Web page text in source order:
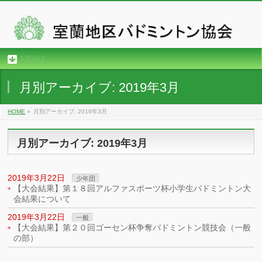
MENU
月別アーカイブ: 2019年3月
HOME » 月別アーカイブ: 2019年3月
月別アーカイブ: 2019年3月
2019年3月22日 少年団
【大会結果】第１８回アルファスポーツ杯小学生バドミントン大
会結果について
2019年3月22日
一般
【大会結果】第２０回ゴーセン杯争奪バドミントン競技会（一般
の部）